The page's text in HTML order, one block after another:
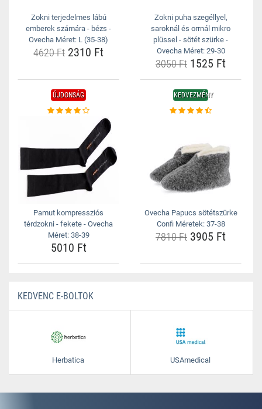
Zokni terjedelmes lábú
emberek számára - bézs -
Ovecha Méret: L (35-38)
4620 Ft 2310 Ft
Zokni puha szegéllyel,
saroknál és orrnál mikro
plüssel - sötét szürke -
Ovecha Méret: 29-30
3050 Ft 1525 Ft
ÚJDONSÁG
Pamut kompressziós
térdzokni - fekete - Ovecha
Méret: 38-39
5010 Ft
KEDVEZMÉNY
Ovecha Papucs sötétszürke
Confi Méretek: 37-38
7810 Ft 3905 Ft
KEDVENC E-BOLTOK
Herbatica USAmedical